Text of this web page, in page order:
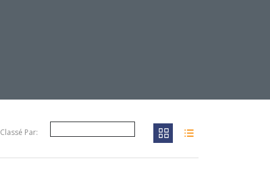
Classé Par: